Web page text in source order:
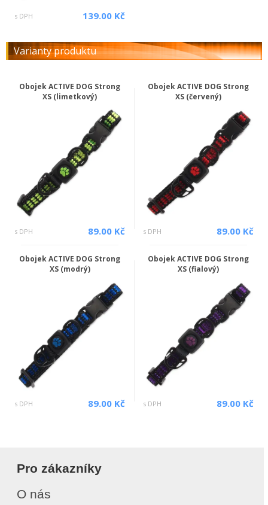
s DPH 139.00 Kč
Varianty produktu
Obojek ACTIVE DOG Strong
XS (limetkový)
s DPH 89.00 Kč
Obojek ACTIVE DOG Strong
XS (červený)
s DPH 89.00 Kč
Obojek ACTIVE DOG Strong
XS (modrý)
s DPH 89.00 Kč
Obojek ACTIVE DOG Strong
XS (fialový)
s DPH 89.00 Kč
Pro zákazníky
O nás